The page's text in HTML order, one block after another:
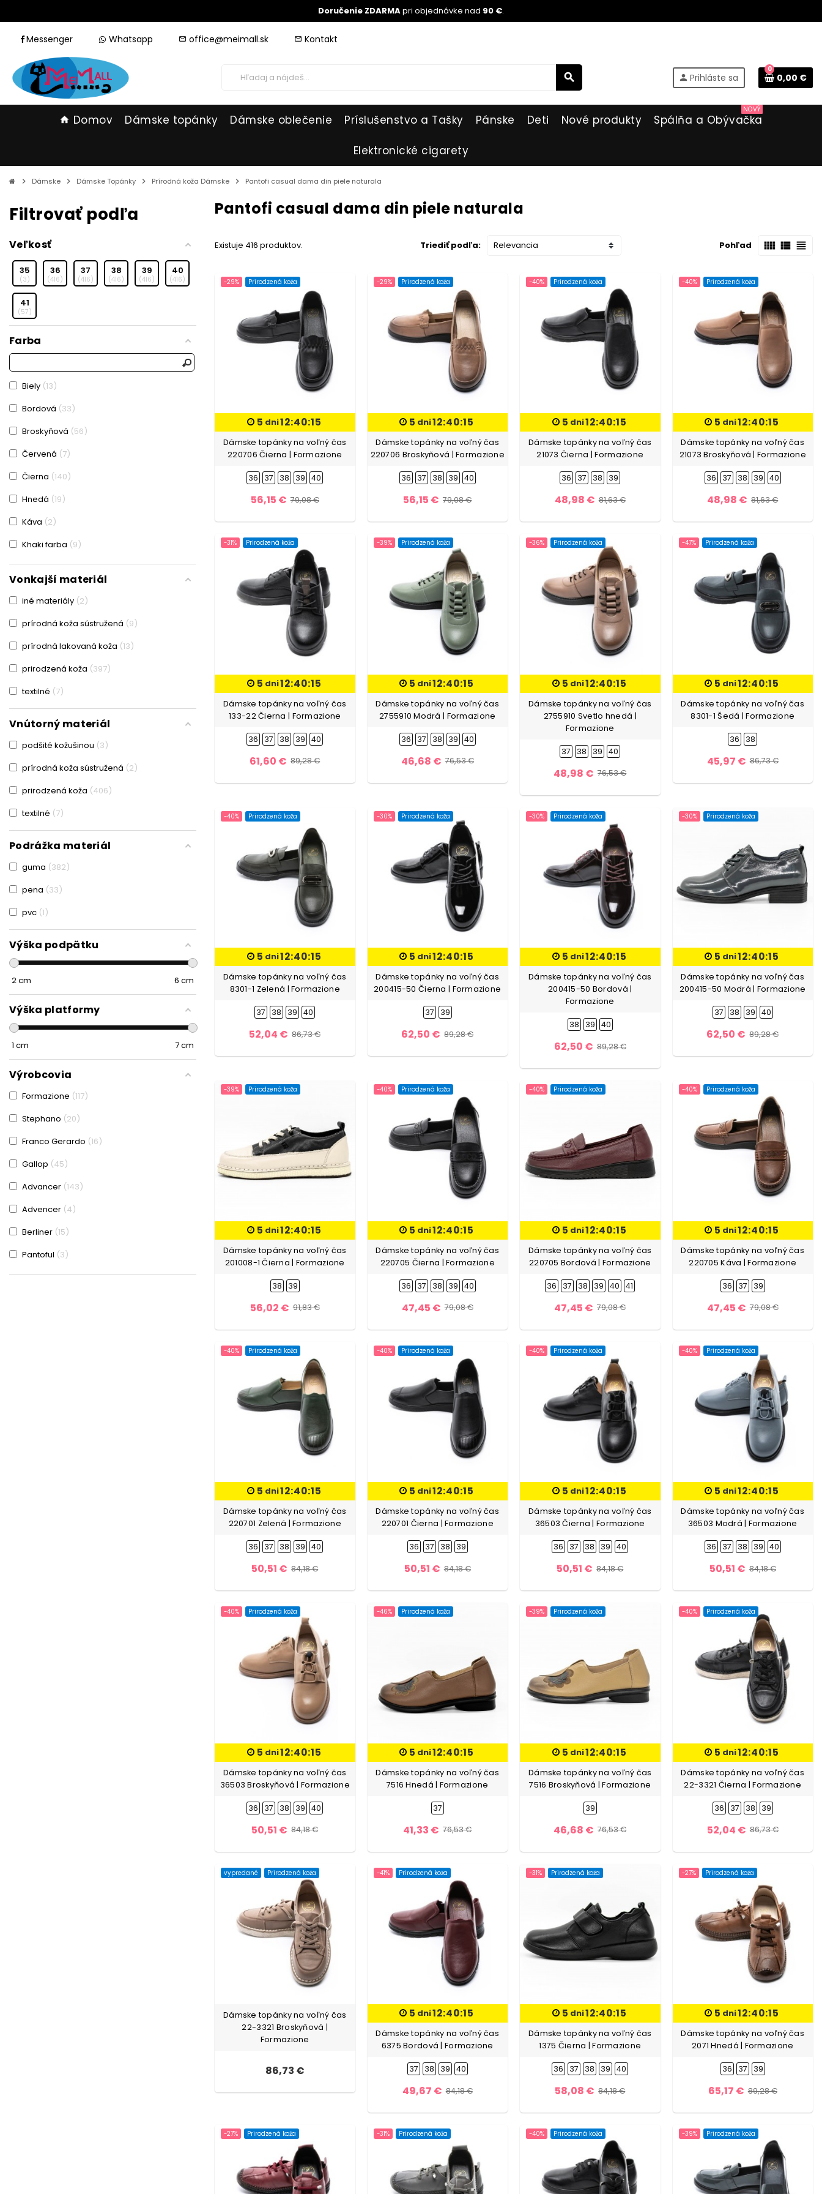
Doručenie ZDARMApri objednávke nad 90 €.
Messenger Whatsapp mail_outline office@meimall.sk mail_outline Kontakt
search person Prihláste sa
0
0,00 €
home Domov Dámske topánky Dámske oblečenie Príslušenstvo a Tašky Pánske Deti Nové produkty Spálňa a Obývačka
NOVÝ
Elektronické cigarety
chevron_right Dámske chevron_right Dámske Topánky chevron_right Prírodná koža Dámske chevron_right Pantofi casual dama din piele naturala
Filtrovať podľa
Veľkosť
35
3
36
416
37
416
38
416
39
416
40
416
41
57
Farba
Biely 13
Bordová 33
Broskyňová 56
Červená 7
Čierna 140
Hnedá 19
Káva 2
Khaki farba 9
Krémovej farby 40
Tmavomodrá 5
Zelená 39
Žltá 12
Žltá-Leopard 1
Vonkajší materiál
iné materiály 2
prírodná koža sústružená 9
prírodná lakovaná koža 13
prirodzená koža 397
textilné 7
Vnútorný materiál
podšité kožušinou 3
prírodná koža sústružená 2
prirodzená koža 406
textilné 7
Podrážka materiál
guma 382
pena 33
pvc 1
Výška podpätku
2cm 6 cm
Výška platformy
1 cm 7cm
Výrobcovia
Formazione 117
Stephano 20
Franco Gerardo 16
Gallop 45
Advancer 143
Advencer 4
Berliner 15
Pantoful 3
Galop 29
Pantofi casual dama din piele naturala
Triediť podľa: Relevancia Pohľad view_comfy view_list view_headline
Existuje 416 produktov.
-29% Prirodzená koža
5 dni12:40:13
Dámske topánky na voľný čas
220706 Čierna | Formazione
36 37 38 39 40
56,15 € 79,08 €
-29% Prirodzená koža
5 dni12:40:13
Dámske topánky na voľný čas
220706 Broskyňová | Formazione
36 37 38 39 40
56,15 € 79,08 €
-40% Prirodzená koža
5 dni12:40:13
Dámske topánky na voľný čas
21073 Čierna | Formazione
36 37 38 39
48,98 € 81,63 €
-40% Prirodzená koža
5 dni12:40:13
Dámske topánky na voľný čas
21073 Broskyňová | Formazione
36 37 38 39 40
48,98 € 81,63 €
-31% Prirodzená koža
5 dni12:40:13
Dámske topánky na voľný čas
133-22 Čierna | Formazione
36 37 38 39 40
61,60 € 89,28 €
-39% Prirodzená koža
5 dni12:40:13
Dámske topánky na voľný čas
2755910 Modrá | Formazione
36 37 38 39 40
46,68 € 76,53 €
-36% Prirodzená koža
5 dni12:40:13
Dámske topánky na voľný čas
2755910 Svetlo hnedá |
Formazione
37 38 39 40
48,98 € 76,53 €
-47% Prirodzená koža
5 dni12:40:13
Dámske topánky na voľný čas
8301-1 Šedá | Formazione
36 38
45,97 € 86,73 €
-40% Prirodzená koža
5 dni12:40:13
Dámske topánky na voľný čas
8301-1 Zelená | Formazione
37 38 39 40
52,04 € 86,73 €
-30% Prirodzená koža
5 dni12:40:13
Dámske topánky na voľný čas
200415-50 Čierna | Formazione
37 39
62,50 € 89,28 €
-30% Prirodzená koža
5 dni12:40:13
Dámske topánky na voľný čas
200415-50 Bordová |
Formazione
38 39 40
62,50 € 89,28 €
-30% Prirodzená koža
5 dni12:40:13
Dámske topánky na voľný čas
200415-50 Modrá | Formazione
37 38 39 40
62,50 € 89,28 €
-39% Prirodzená koža
5 dni12:40:13
Dámske topánky na voľný čas
201008-1 Čierna | Formazione
38 39
56,02 € 91,83 €
-40% Prirodzená koža
5 dni12:40:13
Dámske topánky na voľný čas
220705 Čierna | Formazione
36 37 38 39 40
47,45 € 79,08 €
-40% Prirodzená koža
5 dni12:40:13
Dámske topánky na voľný čas
220705 Bordová | Formazione
36 37 38 39 40 41
47,45 € 79,08 €
-40% Prirodzená koža
5 dni12:40:13
Dámske topánky na voľný čas
220705 Káva | Formazione
36 37 39
47,45 € 79,08 €
-40% Prirodzená koža
5 dni12:40:13
Dámske topánky na voľný čas
220701 Zelená | Formazione
36 37 38 39 40
50,51 € 84,18 €
-40% Prirodzená koža
5 dni12:40:13
Dámske topánky na voľný čas
220701 Čierna | Formazione
36 37 38 39
50,51 € 84,18 €
-40% Prirodzená koža
5 dni12:40:13
Dámske topánky na voľný čas
36503 Čierna | Formazione
36 37 38 39 40
50,51 € 84,18 €
-40% Prirodzená koža
5 dni12:40:13
Dámske topánky na voľný čas
36503 Modrá | Formazione
36 37 38 39 40
50,51 € 84,18 €
-40% Prirodzená koža
5 dni12:40:13
Dámske topánky na voľný čas
36503 Broskyňová | Formazione
36 37 38 39 40
50,51 € 84,18 €
-46% Prirodzená koža
5 dni12:40:13
Dámske topánky na voľný čas
7516 Hnedá | Formazione
37
41,33 € 76,53 €
-39% Prirodzená koža
5 dni12:40:13
Dámske topánky na voľný čas
7516 Broskyňová | Formazione
39
46,68 € 76,53 €
-40% Prirodzená koža
5 dni12:40:13
Dámske topánky na voľný čas
22-3321 Čierna | Formazione
36 37 38 39
52,04 € 86,73 €
vypredané Prirodzená koža
Dámske topánky na voľný čas
22-3321 Broskyňová |
Formazione
86,73 €
-41% Prirodzená koža
5 dni12:40:13
Dámske topánky na voľný čas
6375 Bordová | Formazione
37 38 39 40
49,67 € 84,18 €
-31% Prirodzená koža
5 dni12:40:13
Dámske topánky na voľný čas
1375 Čierna | Formazione
36 37 38 39 40
58,08 € 84,18 €
-27% Prirodzená koža
5 dni12:40:13
Dámske topánky na voľný čas
2071 Hnedá | Formazione
36 37 39
65,17 € 89,28 €
-27% Prirodzená koža -31% Prirodzená koža -40% Prirodzená koža -39% Prirodzená koža